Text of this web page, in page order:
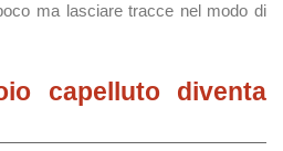
ma lasciare tracce nel modo di
capelluto diventa